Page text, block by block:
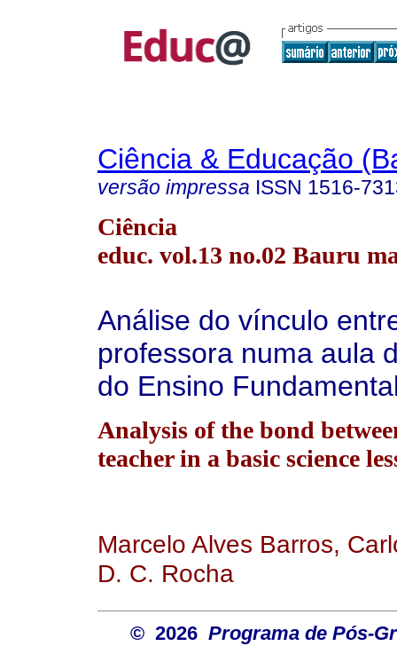
Ciência & Educação
versão impressa ISSN 1516-
Ciência
educ. vol.13 no.02 Bauru
Análise do vínculo
professora numa aula
do Ensino
Analysis of the bond
teacher in a basic science
Marcelo Alves Barros,
D. C. Rocha
© 2026 Programa de Pós-